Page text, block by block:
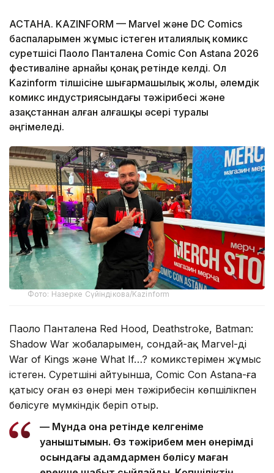
АСТАНА. KAZINFORM — Marvel және DC Comics
баспаларымен жұмыс істеген италиялық комикс
суретшісі Паоло Панталена Comic Con Astana 2026
фестиваліне арнайы қонақ ретінде келді. Ол
Kazinform тілшісіне шығармашылық жолы, әлемдік
комикс индустриясындағы тәжірибесі және
Қазақстаннан алған алғашқы әсері туралы
әңгімеледі.
Фото: Назерке Сүйіндікова/Kazinform
Паоло Панталена Red Hood, Deathstroke, Batman:
Shadow War жобаларымен, сондай-ақ Marvel-дің
War of Kings және What If…? комикстерімен жұмыс
істеген. Суретшінің айтуынша, Comic Con Astana-ға
қатысу оған өз өнері мен тәжірибесін көпшілікпен
бөлісуге мүмкіндік беріп отыр.
— Мұнда қонақ ретінде келгеніме
қуаныштымын. Өз тәжірибем мен өнерімді
осындағы адамдармен бөлісу маған